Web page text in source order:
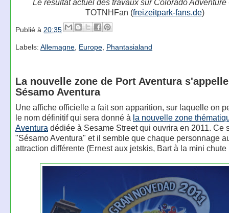
TOTNHFan (freizeitpark-fans.de)
Publié à 20:35
Labels: Allemagne, Europe, Phantasialand
La nouvelle zone de Port Aventura
Sésamo Aventura
Une affiche officielle a fait son apparition, sur laquelle on
le nom définitif qui sera donné à la nouvelle zone
Aventura dédiée à Sesame Street qui ouvrira en 2011. Ce
"Sésamo Aventura" et il semble que chaque personnage
attraction différente (Ernest aux jetskis, Bart à la mini chute